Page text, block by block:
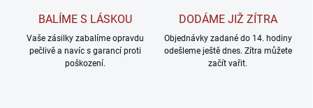
BALÍME S LÁSKOU
Vaše zásilky zabalíme opravdu
pečlivě a navíc s garancí proti
poškození.
DODÁME JIŽ ZÍTRA
Objednávky zadané do 14. hodiny
odešleme ještě dnes. Zítra můžete
začít vařit.